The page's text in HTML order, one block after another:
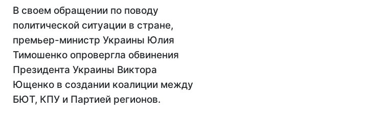
В своем обращении по поводу
политической ситуации в стране,
премьер-министр Украины Юлия
Тимошенко опровергла обвинения
Президента Украины Виктора
Ющенко в создании коалиции между
БЮТ, КПУ и Партией регионов.